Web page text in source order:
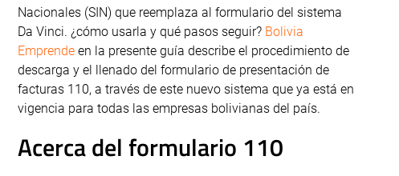
Nacionales (SIN) que reemplaza al formulario del sistema
Da Vinci. ¿cómo usarla y qué pasos seguir? Bolivia
Emprende en la presente guía describe el procedimiento de
descarga y el llenado del formulario de presentación de
facturas 110, a través de este nuevo sistema que ya está en
vigencia para todas las empresas bolivianas del país.
Acerca del formulario 110